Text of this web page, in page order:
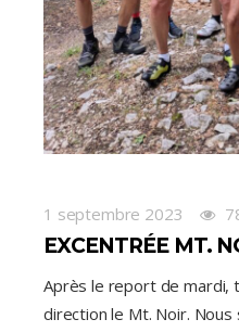
1 septembre 2023
EXCENTRÉE MT.
Après le report de mardi,
direction le Mt. Noir.